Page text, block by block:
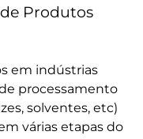
Produtos
em indústrias
processamento
solventes, etc)
várias etapas do